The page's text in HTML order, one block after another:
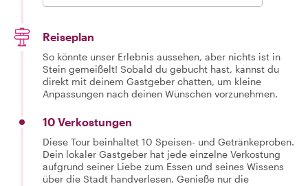
Reiseplan
So könnte unser Erlebnis aussehen, aber nichts ist in
Stein gemeißelt! Sobald du gebucht hast, kannst du
direkt mit deinem Gastgeber chatten, um kleine
Anpassungen nach deinen Wünschen vorzunehmen.
10 Verkostungen
Diese Tour beinhaltet 10 Speisen- und Getränkeproben.
Dein lokaler Gastgeber hat jede einzelne Verkostung
aufgrund seiner Liebe zum Essen und seines Wissens
über die Stadt handverlesen. Genieße nur die